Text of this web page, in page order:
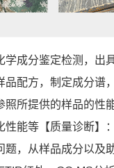
学成分鉴定检测，出
配方，制定成分谱
所提供的样品的性
能等【质量诊断】
，从样品成分以及